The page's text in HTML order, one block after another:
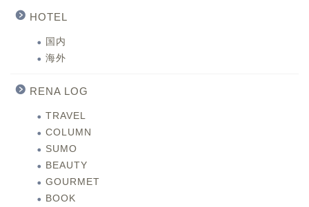
HOTEL
国内
海外
RENA LOG
TRAVEL
COLUMN
SUMO
BEAUTY
GOURMET
BOOK